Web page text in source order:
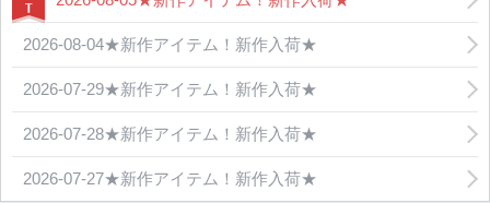
2026-08-04★新作アイテム！新作入荷★
2026-07-29★新作アイテム！新作入荷★
2026-07-28★新作アイテム！新作入荷★
2026-07-27★新作アイテム！新作入荷★